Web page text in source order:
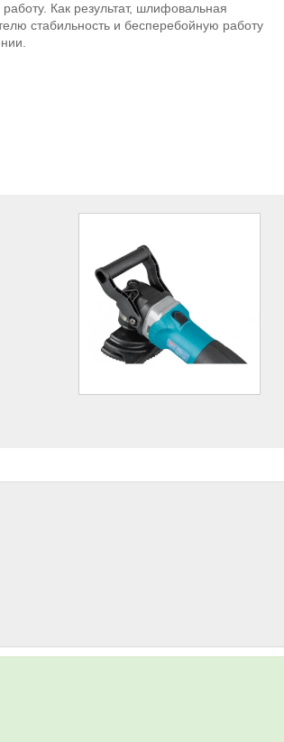
Как результат, шлифовальная
стабильность и бесперебойную работу